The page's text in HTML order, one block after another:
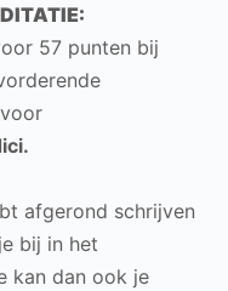
57 punten bij
afgerond schrijven
bij in het
kan dan ook je